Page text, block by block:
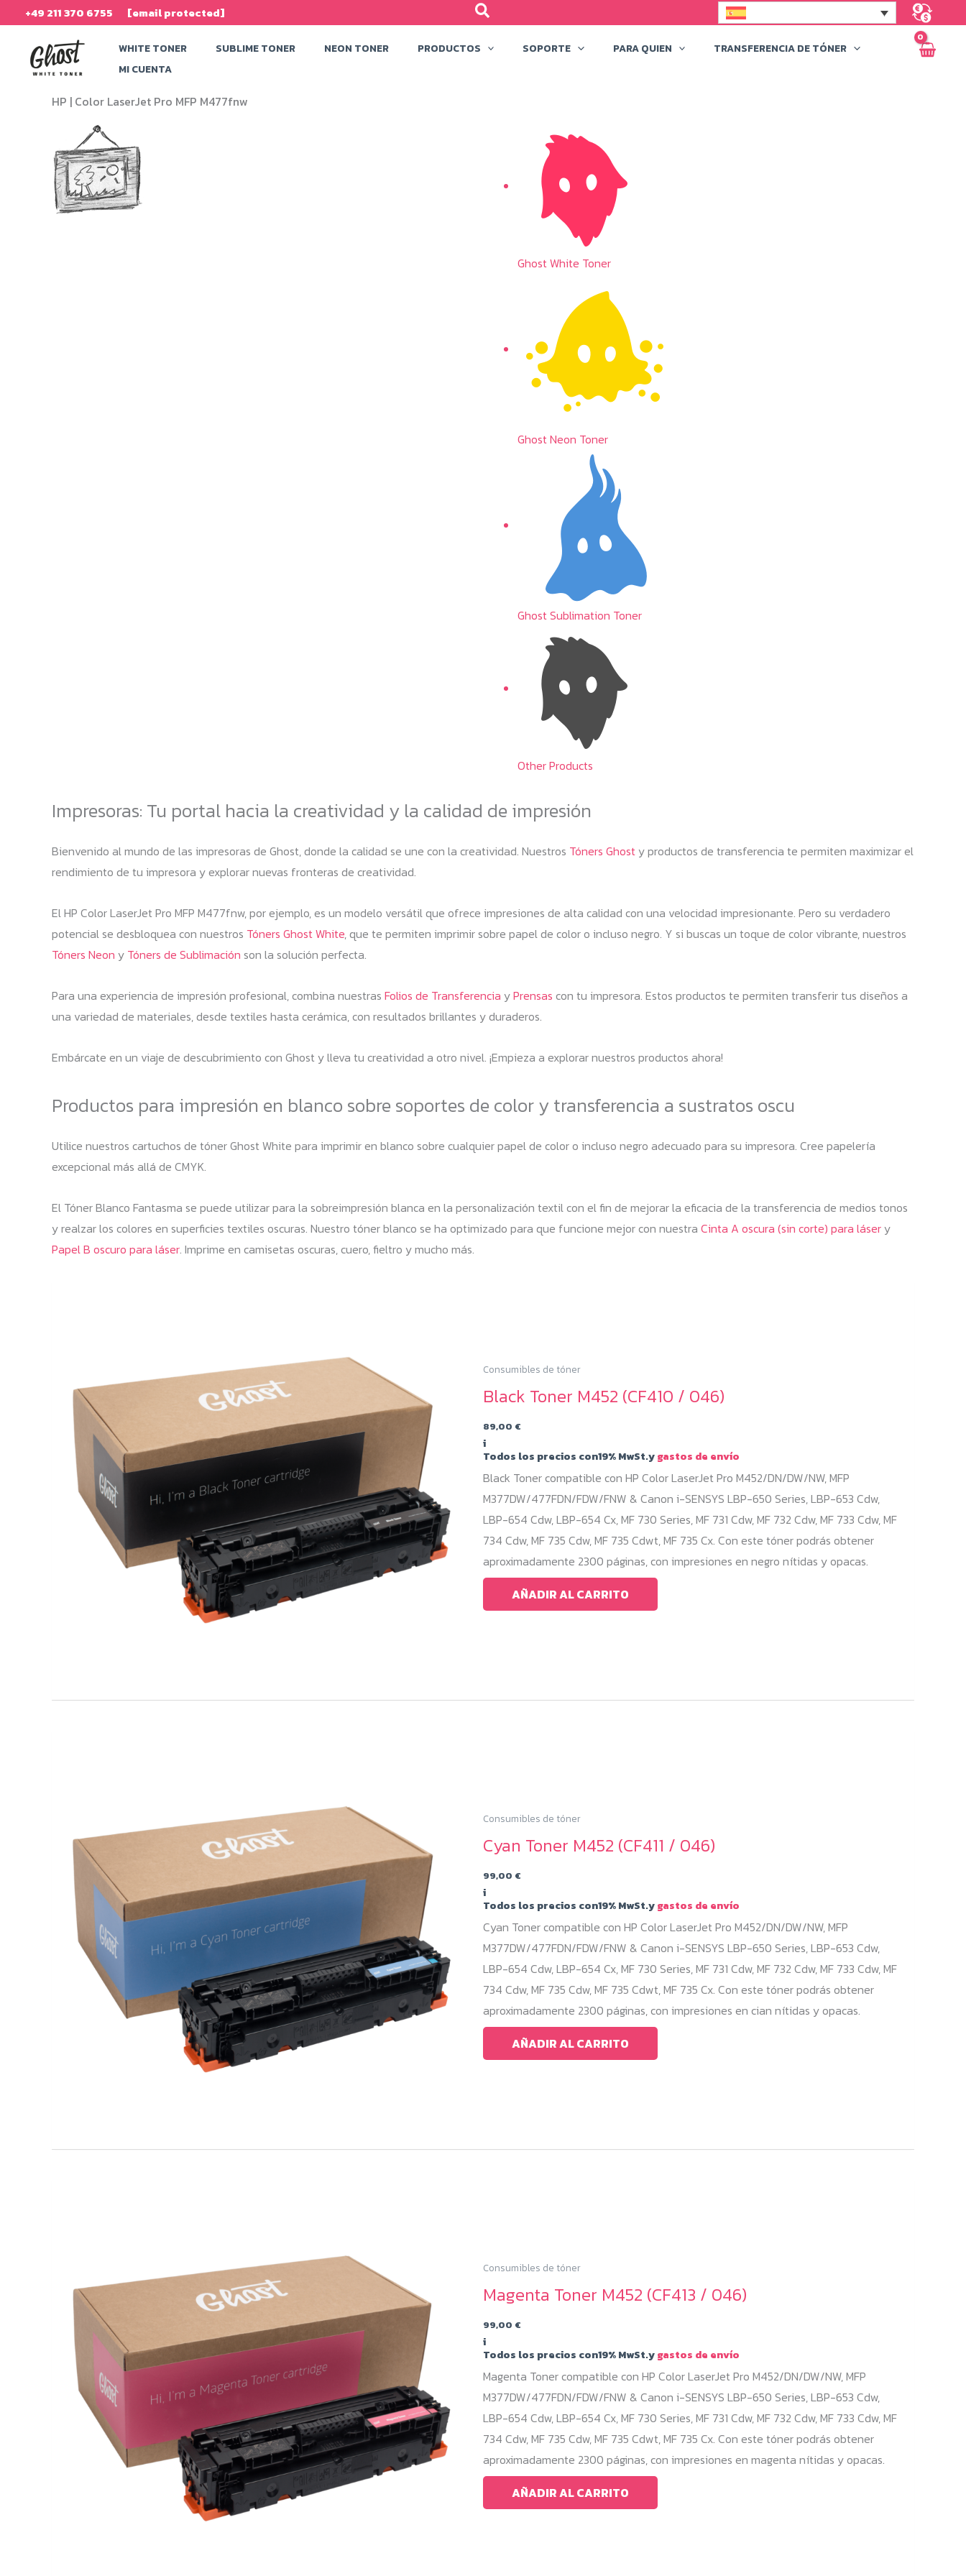
al
contenido
+49 211 370 6755 [email protected]
WHITE TONER SUBLIME TONER NEON TONER PRODUCTOS SOPORTE PARA QUIEN
TRANSFERENCIA DE TÓNER
MI CUENTA
HP | Color LaserJet Pro MFP M477fnw
Ghost White Toner
Ghost Neon Toner
Ghost Sublimation Toner
Other Products
Impresoras: Tu portal hacia la creatividad y la calidad de impresión
Bienvenido al mundo de las impresoras de Ghost, donde la calidad se une con la creatividad. Nuestros Tóners Ghosty productos de transferencia te permiten maximizar el
rendimiento de tu impresora y explorar nuevas fronteras de creatividad.
El HP Color LaserJet Pro MFP M477fnw, por ejemplo, es un modelo versátil que ofrece impresiones de alta calidad con una velocidad impresionante. Pero su verdadero
potencial se desbloquea con nuestros Tóners Ghost White, que te permiten imprimir sobre papel de color o incluso negro. Y si buscas un toque de color vibrante, nuestros
Tóners Neon y Tóners de Sublimación son la solución perfecta.
Para una experiencia de impresión profesional, combina nuestras Folios de Transferencia yPrensas con tu impresora. Estos productos te permiten transferir tus diseños a
una variedad de materiales, desde textiles hasta cerámica, con resultados brillantes y duraderos.
Embárcate en un viaje de descubrimiento con Ghost y lleva tu creatividad a otro nivel. ¡Empieza a explorar nuestros productos ahora!
Productos para impresión en blanco sobre soportes de color y transferencia a sustratos oscu
Utilice nuestros cartuchos de tóner Ghost White para imprimir en blanco sobre cualquier papel de color o incluso negro adecuado para su impresora. Cree papelería
excepcional más allá de CMYK.
El Tóner Blanco Fantasma se puede utilizar para la sobreimpresión blanca en la personalización textil con el fin de mejorar la eficacia de la transferencia de medios tonos
y realzar los colores en superficies textiles oscuras. Nuestro tóner blanco se ha optimizado para que funcione mejor con nuestra Cinta A oscura (sin corte) para lásery
Papel B oscuro para láser. Imprime en camisetas oscuras, cuero, fieltro y mucho más.
Consumibles de tóner
Black Toner M452 (CF410 / 046)
89,00 €
i
Todos los precios con19% MwSt.ygastos de envío
Black Toner compatible con HP Color LaserJet Pro M452/DN/DW/NW, MFP
M377DW/477FDN/FDW/FNW & Canon i-SENSYS LBP-650 Series, LBP-653 Cdw,
LBP-654 Cdw, LBP-654 Cx, MF 730 Series, MF 731 Cdw, MF 732 Cdw, MF 733 Cdw, MF
734 Cdw, MF 735 Cdw, MF 735 Cdwt, MF 735 Cx. Con este tóner podrás obtener
aproximadamente 2300 páginas, con impresiones en negro nítidas y opacas.
AÑADIR AL CARRITO
Consumibles de tóner
Cyan Toner M452 (CF411 / 046)
99,00 €
i
Todos los precios con19% MwSt.ygastos de envío
Cyan Toner compatible con HP Color LaserJet Pro M452/DN/DW/NW, MFP
M377DW/477FDN/FDW/FNW & Canon i-SENSYS LBP-650 Series, LBP-653 Cdw,
LBP-654 Cdw, LBP-654 Cx, MF 730 Series, MF 731 Cdw, MF 732 Cdw, MF 733 Cdw, MF
734 Cdw, MF 735 Cdw, MF 735 Cdwt, MF 735 Cx. Con este tóner podrás obtener
aproximadamente 2300 páginas, con impresiones en cian nítidas y opacas.
AÑADIR AL CARRITO
Consumibles de tóner
Magenta Toner M452 (CF413 / 046)
99,00 €
i
Todos los precios con19% MwSt.ygastos de envío
Magenta Toner compatible con HP Color LaserJet Pro M452/DN/DW/NW, MFP
M377DW/477FDN/FDW/FNW & Canon i-SENSYS LBP-650 Series, LBP-653 Cdw,
LBP-654 Cdw, LBP-654 Cx, MF 730 Series, MF 731 Cdw, MF 732 Cdw, MF 733 Cdw, MF
734 Cdw, MF 735 Cdw, MF 735 Cdwt, MF 735 Cx. Con este tóner podrás obtener
aproximadamente 2300 páginas, con impresiones en magenta nítidas y opacas.
AÑADIR AL CARRITO